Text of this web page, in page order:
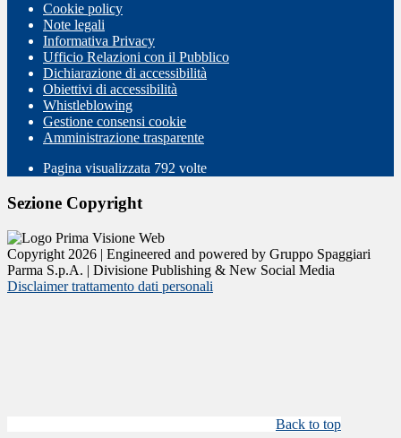
Cookie policy
Note legali
Informativa Privacy
Ufficio Relazioni con il Pubblico
Dichiarazione di accessibilità
Obiettivi di accessibilità
Whistleblowing
Gestione consensi cookie
Amministrazione trasparente
Pagina visualizzata 792 volte
Sezione Copyright
Copyright 2026 | Engineered and powered by Gruppo Spaggiari
Parma S.p.A. | Divisione Publishing & New Social Media
Disclaimer trattamento dati personali
Back to top